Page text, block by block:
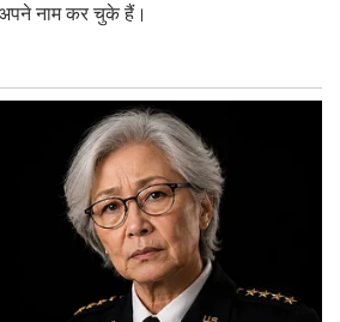
अपने नाम कर चुके हैं।